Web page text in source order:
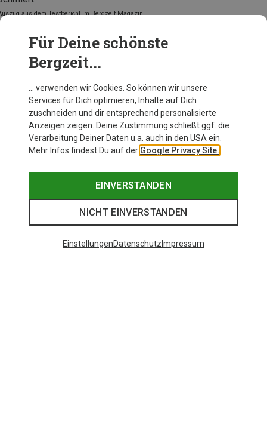
aus dem Testbericht im Bergzeit Magazin
Zur Produktseite
Für Deine schönste
Bergzeit...
… verwenden wir Cookies. So können wir unsere
Services für Dich optimieren, Inhalte auf Dich
zuschneiden und dir entsprechend personalisierte
Anzeigen zeigen. Deine Zustimmung schließt ggf. die
Verarbeitung Deiner Daten u.a. auch in den USA ein.
Mehr Infos findest Du auf der Google Privacy Site.
EINVERSTANDEN
NICHT EINVERSTANDEN
EinstellungenDatenschutz Impressum